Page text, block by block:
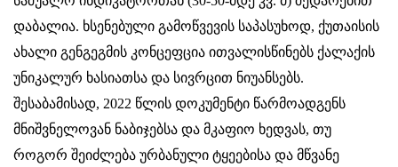
დაბალია. ხსენებული გამოწვევის საპასუხოდ, ქუთაისის
ახალი გენგეგმის კონცეფცია ითვალისწინებს ქალაქის
უნიკალურ ხასიათსა და სივრცით ნიუანსებს.
შესაბამისად, 2022 წლის დოკუმენტი წარმოადგენს
მნიშვნელოვან ნაბიჯებსა და მკაფიო ხედვას, თუ
როგორ შეიძლება ურბანული ტყეებისა და მწვანე